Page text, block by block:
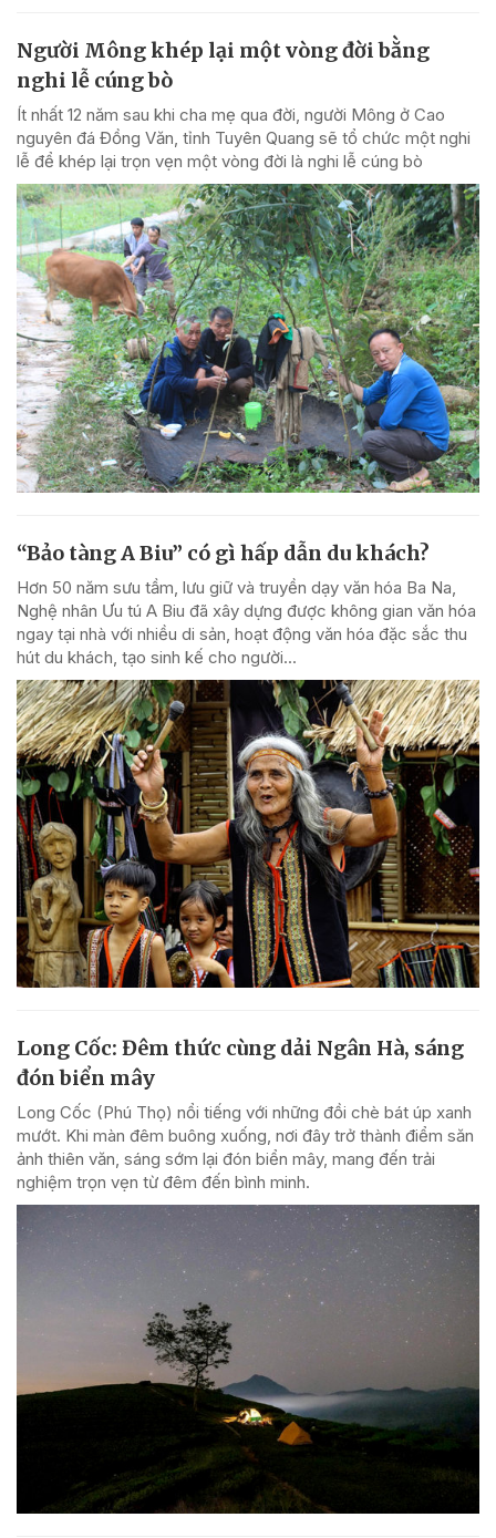
Người Mông khép lại một vòng đời bằng
nghi lễ cúng bò
Ít nhất 12 năm sau khi cha mẹ qua đời, người Mông ở Cao
nguyên đá Đồng Văn, tỉnh Tuyên Quang sẽ tổ chức một nghi
lễ để khép lại trọn vẹn một vòng đời là nghi lễ cúng bò
“Bảo tàng A Biu” có gì hấp dẫn du khách?
Hơn 50 năm sưu tầm, lưu giữ và truyền dạy văn hóa Ba Na,
Nghệ nhân Ưu tú A Biu đã xây dựng được không gian văn hóa
ngay tại nhà với nhiều di sản, hoạt động văn hóa đặc sắc thu
hút du khách, tạo sinh kế cho người...
Long Cốc: Đêm thức cùng dải Ngân Hà, sáng
đón biển mây
Long Cốc (Phú Thọ) nổi tiếng với những đồi chè bát úp xanh
mướt. Khi màn đêm buông xuống, nơi đây trở thành điểm săn
ảnh thiên văn, sáng sớm lại đón biển mây, mang đến trải
nghiệm trọn vẹn từ đêm đến bình minh.